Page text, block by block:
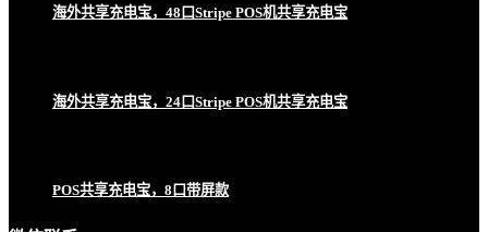
海外共享充电宝，48口Stripe POS机共享充电宝
海外共享充电宝，24口Stripe POS机共享充电宝
POS共享充电宝，8口带屏款